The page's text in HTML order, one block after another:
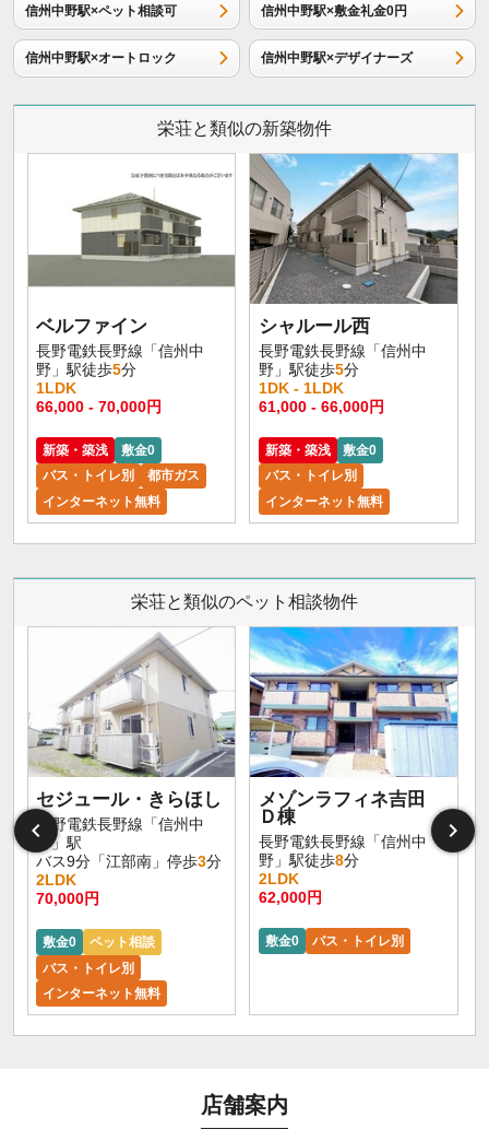
信州中野駅×ペット相談可 信州中野駅×敷金礼金0円
信州中野駅×オートロック 信州中野駅×デザイナーズ
栄荘と類似の新築物件
ベルファイン
長野電鉄長野線「信州中
野」駅徒歩5分
1LDK
66,000 - 70,000円
新築・築浅
敷金0
バス・トイレ別
都市ガス
インターネット無料
シャルール西
長野電鉄長野線「信州中
野」駅徒歩5分
1DK - 1LDK
61,000 - 66,000円
新築・築浅
敷金0
バス・トイレ別
インターネット無料
栄荘と類似のペット相談物件
セジュール・きらほし
長野電鉄長野線「信州中
野」駅
バス9分「江部南」停歩3分
2LDK
70,000円
敷金0
ペット相談
バス・トイレ別
インターネット無料
メゾンラフィネ吉田
Ｄ棟
長野電鉄長野線「信州中
野」駅徒歩8分
2LDK
62,000円
敷金0 バス・トイレ別
店舗案内